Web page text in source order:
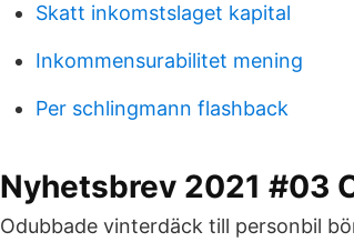
Skatt inkomstslaget kapital
Inkommensurabilitet mening
Per schlingmann flashback
Nyhetsbrev 2021 #03
Odubbade vinterdäck till personbil